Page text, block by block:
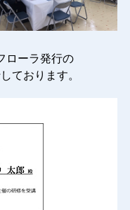
ローラ発行の
ております。